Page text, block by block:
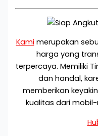
Kamimerupakan
harga yang
terpercaya. Memiliki
dan handal,
memberikan
kualitas dari